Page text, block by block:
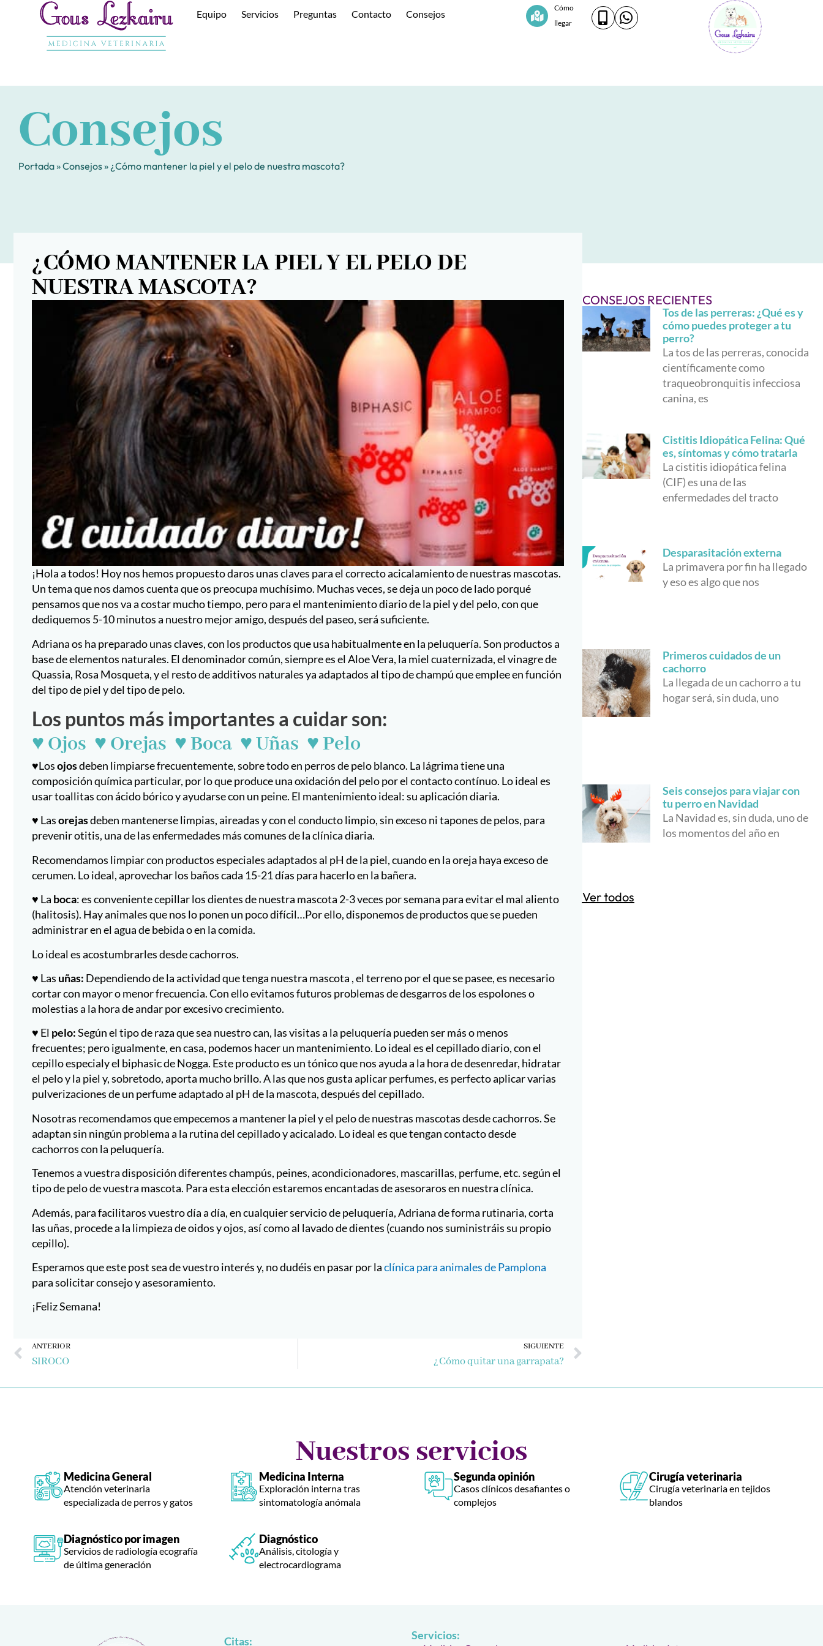
contenido
Equipo Servicios Preguntas Contacto Consejos
Cómo
llegar
Consejos
Portada»Consejos» ¿Cómo mantener la piel y el pelo de nuestra mascota?
¿CÓMO MANTENER LA PIEL Y EL PELO DE
NUESTRA MASCOTA?
¡Hola a todos! Hoy nos hemos propuesto daros unas claves para el correcto acicalamiento de nuestras mascotas.
Un tema que nos damos cuenta que os preocupa muchísimo. Muchas veces, se deja un poco de lado porqué
pensamos que nos va a costar mucho tiempo, pero para el mantenimiento diario de la piel y del pelo, con que
dediquemos 5-10 minutos a nuestro mejor amigo, después del paseo, será suficiente.
Adriana os ha preparado unas claves, con los productos que usa habitualmente en la peluquería. Son productos a
base de elementos naturales. El denominador común, siempre es el Aloe Vera, la miel cuaternizada, el vinagre de
Quassia, Rosa Mosqueta, y el resto de additivos naturales ya adaptados al tipo de champú que emplee en función
del tipo de piel y del tipo de pelo.
Los puntos más importantes a cuidar son:
♥ Ojos ♥ Orejas ♥ Boca ♥ Uñas ♥ Pelo
♥Losojosdeben limpiarse frecuentemente, sobre todo en perros de pelo blanco. La lágrima tiene una
composición química particular, por lo que produce una oxidación del pelo por el contacto contínuo. Lo ideal es
usar toallitas con ácido bórico y ayudarse con un peine. El mantenimiento ideal: su aplicación diaria.
♥ Lasorejasdeben mantenerse limpias, aireadas y con el conducto limpio, sin exceso ni tapones de pelos, para
prevenir otitis, una de las enfermedades más comunes de la clínica diaria.
Recomendamos limpiar con productos especiales adaptados al pH de la piel, cuando en la oreja haya exceso de
cerumen. Lo ideal, aprovechar los baños cada 15-21 días para hacerlo en la bañera.
♥ La boca: es conveniente cepillar los dientes de nuestra mascota 2-3 veces por semana para evitar el mal aliento
(halitosis). Hay animales que nos lo ponen un poco difícil…Por ello, disponemos de productos que se pueden
administrar en el agua de bebida o en la comida.
Lo ideal es acostumbrarles desde cachorros.
♥ Las uñas: Dependiendo de la actividad que tenga nuestra mascota , el terreno por el que se pasee, es necesario
cortar con mayor o menor frecuencia. Con ello evitamos futuros problemas de desgarros de los espolones o
molestias a la hora de andar por excesivo crecimiento.
♥ El pelo:Según el tipo de raza que sea nuestro can, las visitas a la peluquería pueden ser más o menos
frecuentes; pero igualmente, en casa, podemos hacer un mantenimiento. Lo ideal es el cepillado diario, con el
cepillo especialy el biphasic de Nogga. Este producto es un tónico que nos ayuda a la hora de desenredar, hidratar
el pelo y la piel y, sobretodo, aporta mucho brillo. A las que nos gusta aplicar perfumes, es perfecto aplicar varias
pulverizaciones de un perfume adaptado al pH de la mascota, después del cepillado.
Nosotras recomendamos que empecemos a mantener la piel y el pelo de nuestras mascotas desde cachorros. Se
adaptan sin ningún problema a la rutina del cepillado y acicalado. Lo ideal es que tengan contacto desde
cachorros con la peluquería.
Tenemos a vuestra disposición diferentes champús, peines, acondicionadores, mascarillas, perfume, etc. según el
tipo de pelo de vuestra mascota. Para esta elección estaremos encantadas de asesoraros en nuestra clínica.
Además, para facilitaros vuestro día a día, en cualquier servicio de peluquería, Adriana de forma rutinaria, corta
las uñas, procede a la limpieza de oidos y ojos, así como al lavado de dientes (cuando nos suministráis su propio
cepillo).
Esperamos que este post sea de vuestro interés y, no dudéis en pasar por laclínica para animales de Pamplona
para solicitar consejo y asesoramiento.
¡Feliz Semana!
Ant
ANTERIOR
SIROCO
SIGUIENTE
¿Cómo quitar una garrapata?
CONSEJOS RECIENTES
Tos de las perreras: ¿Qué es y
cómo puedes proteger a tu
perro?
La tos de las perreras, conocida
científicamente como
traqueobronquitis infecciosa
canina, es
Cistitis Idiopática Felina: Qué
es, síntomas y cómo tratarla
La cistitis idiopática felina
(CIF) es una de las
enfermedades del tracto
Desparasitación externa
La primavera por fin ha llegado
y eso es algo que nos
Primeros cuidados de un
cachorro
La llegada de un cachorro a tu
hogar será, sin duda, uno
Seis consejos para viajar con
tu perro en Navidad
La Navidad es, sin duda, uno de
los momentos del año en
Ver todos
Nuestros servicios
Medicina General
Atención veterinaria
especializada de perros y gatos
Medicina Interna
Exploración interna tras
sintomatología anómala
Segunda opinión
Casos clínicos desafiantes o
complejos
Cirugía veterinaria
Cirugía veterinaria en tejidos
blandos
Diagnóstico por imagen
Servicios de radiología ecografía
de última generación
Diagnóstico
Análisis, citología y
electrocardiograma
Citas: Servicios: